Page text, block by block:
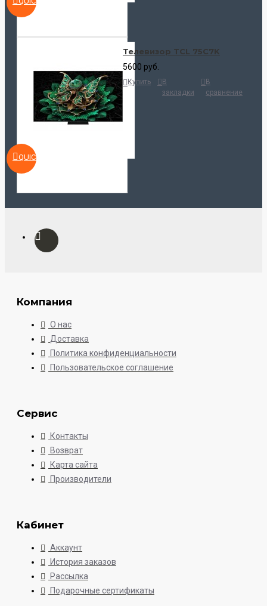
QUICKVIEW
Телевизор TCL 75C7K
5600 руб.
Купить
В
закладки
В
сравнение
Компания
О нас
Доставка
Политика конфиденциальности
Пользовательское соглашение
Сервис
Контакты
Возврат
Карта сайта
Производители
Кабинет
Аккаунт
История заказов
Рассылка
Подарочные сертификаты